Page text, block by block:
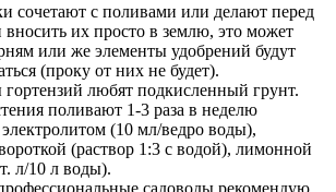
сочетают с поливами или делают перед
их просто в землю, это может
или же элементы удобрений будут
(проку от них не будет).
любят подкисленный грунт.
поливают 1-3 раза в неделю
(10 мл/ведро воды),
(раствор 1:3 с водой), лимонной
л/10 л воды).
садоводы рекомендую